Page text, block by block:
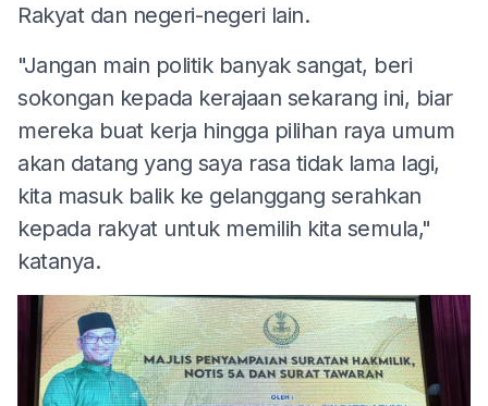
Rakyat dan negeri-negeri lain.
"Jangan main politik banyak sangat, beri
sokongan kepada kerajaan sekarang ini, biar
mereka buat kerja hingga pilihan raya umum
akan datang yang saya rasa tidak lama lagi,
kita masuk balik ke gelanggang serahkan
kepada rakyat untuk memilih kita semula,"
katanya.